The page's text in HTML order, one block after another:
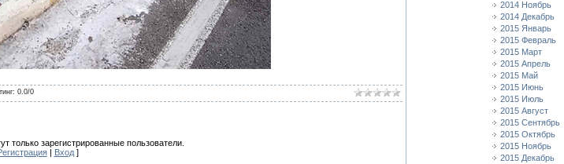
: 0.0/0
только зарегистрированные пользователи.
| Вход]
2014 Ноябрь
2014 Декабрь
2015 Январь
2015 Февраль
2015 Март
2015 Апрель
2015 Май
2015 Июнь
2015 Июль
2015 Август
2015 Сентябрь
2015 Октябрь
2015 Ноябрь
2015 Декабрь